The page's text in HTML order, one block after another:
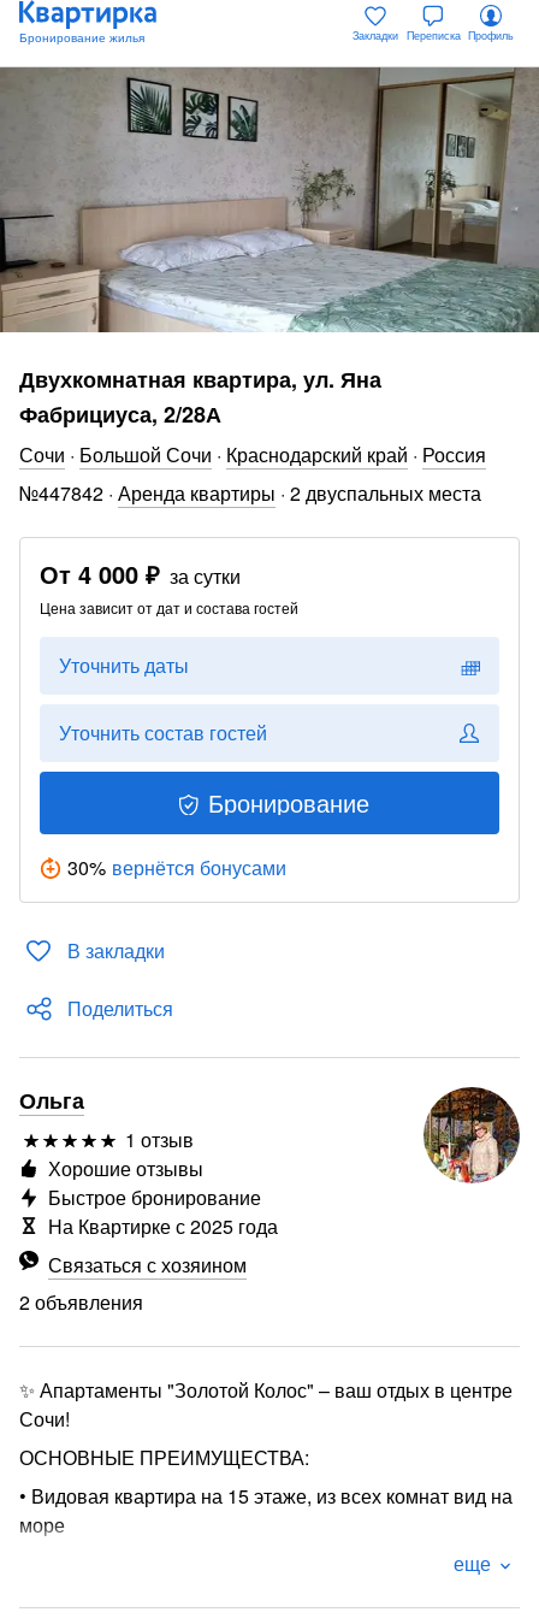
Закладки Переписка Профиль
Двухкомнатная квартира, ул. Яна
Фабрициуса, 2/28А
Сочи · Большой Сочи · Краснодарский край · Россия
№447842 · Аренда квартиры · 2 двуспальных места
От 4 000 ₽ за сутки
Цена зависит от дат и состава гостей
Уточнить даты
Уточнить состав гостей
Бронирование
30% вернётся бонусами
В закладки
Поделиться
Ольга
1 отзыв
Связаться с хозяином
2 объявления
Хорошие отзывы
Быстрое бронирование
На Квартирке с 2025 года
✨ Апартаменты "Золотой Колос" – ваш отдых в центре
Сочи!
ОСНОВНЫЕ ПРЕИМУЩЕСТВА:
• Видовая квартира на 15 этаже, из всех комнат вид на
море
• Уютная, светлая квартира с отдельной спальней и
еще